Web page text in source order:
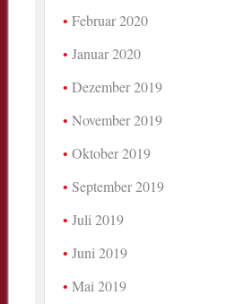
Februar 2020
Januar 2020
Dezember 2019
November 2019
Oktober 2019
September 2019
Juli 2019
Juni 2019
Mai 2019